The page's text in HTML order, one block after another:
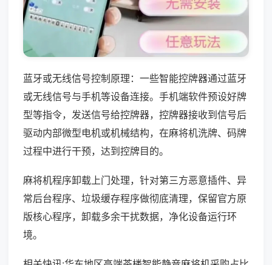
蓝牙或无线信号控制原理：一些智能控牌器通过蓝牙
或无线信号与手机等设备连接。手机端软件预设好牌
型等指令，发送信号给控牌器，控牌器接收到信号后
驱动内部微型电机或机械结构，在麻将机洗牌、码牌
过程中进行干预，达到控牌目的。
麻将机程序卸载上门处理，针对第三方恶意插件、异
常后台程序、垃圾缓存程序做彻底清理，保留官方原
版核心程序，卸载多余干扰数据，净化设备运行环
境。